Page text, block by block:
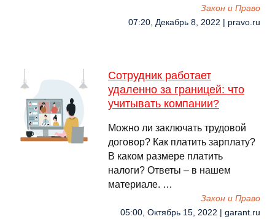
Закон и Право
07:20, Декабрь 8, 2022 | pravo.ru
Сотрудник работает
удаленно за границей: что
учитывать компании?
Можно ли заключать трудовой
договор? Как платить зарплату?
В каком размере платить
налоги? Ответы – в нашем
материале. …
Закон и Право
05:00, Октябрь 15, 2022 | garant.ru